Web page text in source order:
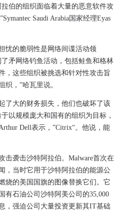
伯的组织面临着大量的恶意软件攻
Saudi Arabia国家经理Eyas
忧的脆弱性是网络间谍活动领
矛网络钓鱼活动，包括鲑鱼和格林
，这些组织被挑选和针对性攻击旨
织，”哈瓦里说。
了大的财务损失，他们也破坏了该
以规模庞大和国有的组织为目标，
Dell表示，”Citrix“。他说，能
击袭击沙特阿拉伯。Malware首次在
，当时它用于沙特阿拉伯的能源公
烧的美国国旗的图像替换它们。它
有石油公司沙特阿美公司的35,000
，强迫公司大量投资更新其IT基础